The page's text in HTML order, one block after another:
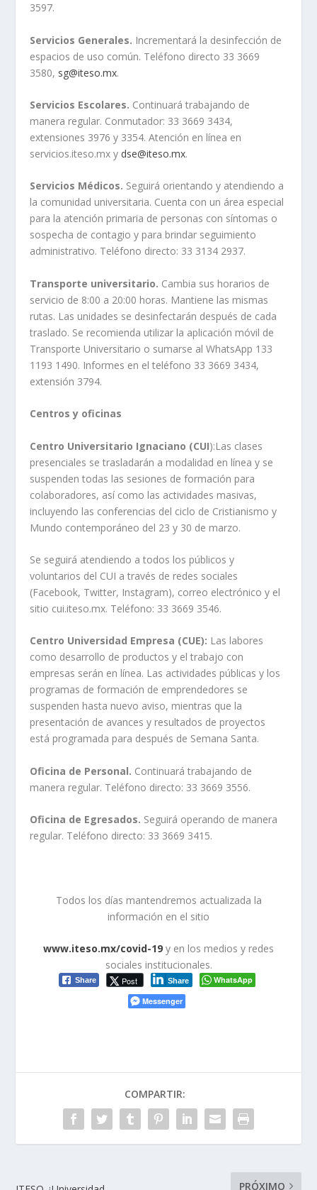
3597.
Servicios Generales. Incrementará la desinfección de
espacios de uso común. Teléfono directo 33 3669
3580, sg@iteso.mx.
Servicios Escolares. Continuará trabajando de
manera regular. Conmutador: 33 3669 3434,
extensiones 3976 y 3354. Atención en línea en
servicios.iteso.mx y dse@iteso.mx.
Servicios Médicos. Seguirá orientando y atendiendo a
la comunidad universitaria. Cuenta con un área especial
para la atención primaria de personas con síntomas o
sospecha de contagio y para brindar seguimiento
administrativo. Teléfono directo: 33 3134 2937.
Transporte universitario. Cambia sus horarios de
servicio de 8:00 a 20:00 horas. Mantiene las mismas
rutas. Las unidades se desinfectarán después de cada
traslado. Se recomienda utilizar la aplicación móvil de
Transporte Universitario o sumarse al WhatsApp 133
1193 1490. Informes en el teléfono 33 3669 3434,
extensión 3794.
Centros y oficinas
Centro Universitario Ignaciano (CUI):Las clases
presenciales se trasladarán a modalidad en línea y se
suspenden todas las sesiones de formación para
colaboradores, así como las actividades masivas,
incluyendo las conferencias del ciclo de Cristianismo y
Mundo contemporáneo del 23 y 30 de marzo.
Se seguirá atendiendo a todos los públicos y
voluntarios del CUI a través de redes sociales
(Facebook, Twitter, Instagram), correo electrónico y el
sitio cui.iteso.mx. Teléfono: 33 3669 3546.
Centro Universidad Empresa (CUE): Las labores
como desarrollo de productos y el trabajo con
empresas serán en línea. Las actividades públicas y los
programas de formación de emprendedores se
suspenden hasta nuevo aviso, mientras que la
presentación de avances y resultados de proyectos
está programada para después de Semana Santa.
Oficina de Personal. Continuará trabajando de
manera regular. Teléfono directo: 33 3669 3556.
Oficina de Egresados. Seguirá operando de manera
regular. Teléfono directo: 33 3669 3415.
Todos los días mantendremos actualizada la
información en el sitio
www.iteso.mx/covid-19 y en los medios y redes
sociales institucionales.
Share Post Share
WhatsApp
Messenger
COMPARTIR:
PRÓXIMO